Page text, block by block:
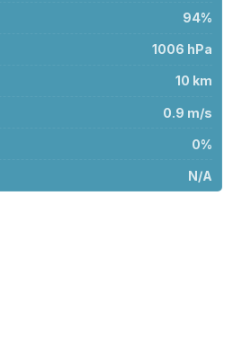
94%
1006 hPa
10 km
0.9 m/s
0%
N/A